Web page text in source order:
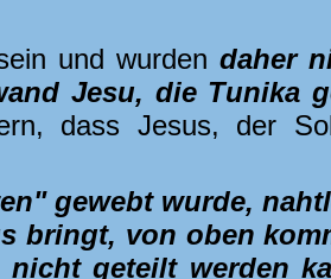
und wurden daher
Jesu, die Tunika
dass Jesus, der
gewebt wurde,
bringt, von oben
geteilt werden